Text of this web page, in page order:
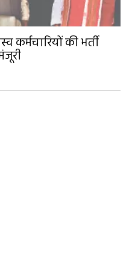
कर्मचारियों की भर्ती